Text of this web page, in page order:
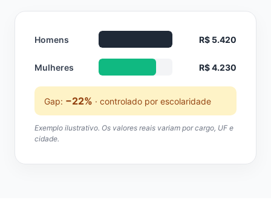
Homens R$ 5.420
Mulheres R$ 4.230
Gap: −22% · controlado por escolaridade
Exemplo ilustrativo. Os valores reais variam por cargo, UF e
cidade.